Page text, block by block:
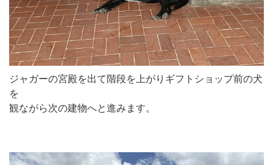
ジャガーの宮殿を出て階段を上がりギフトショップ前の犬
を
観ながら次の建物へと進みます。